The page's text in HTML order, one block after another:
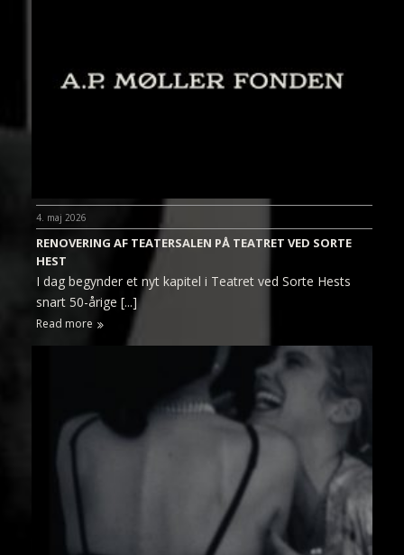
4. maj 2026
RENOVERING AF TEATERSALEN PÅ TEATRET VED SORTE
HEST
I dag begynder et nyt kapitel i Teatret ved Sorte Hests
snart 50-årige [...]
Read more